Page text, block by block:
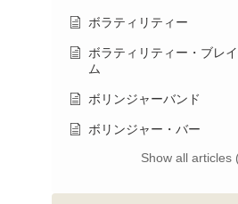
ボラティリティー
ボラティリティー・ブレ
ム
ボリンジャーバンド
ボリンジャー・バー
Show all articles